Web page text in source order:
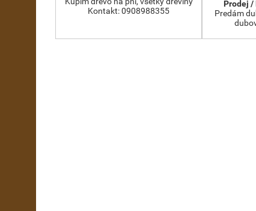
Kontakt: 0908988355
Prodej /
Predám